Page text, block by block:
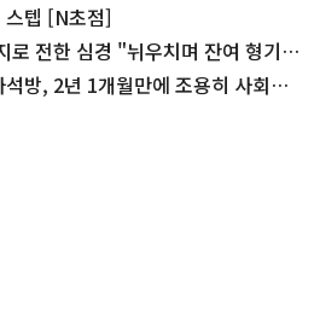
텝 [N초점]
로 전한 심경 "뉘우치며 잔여 형기
방, 2년 1개월만에 조용히 사회